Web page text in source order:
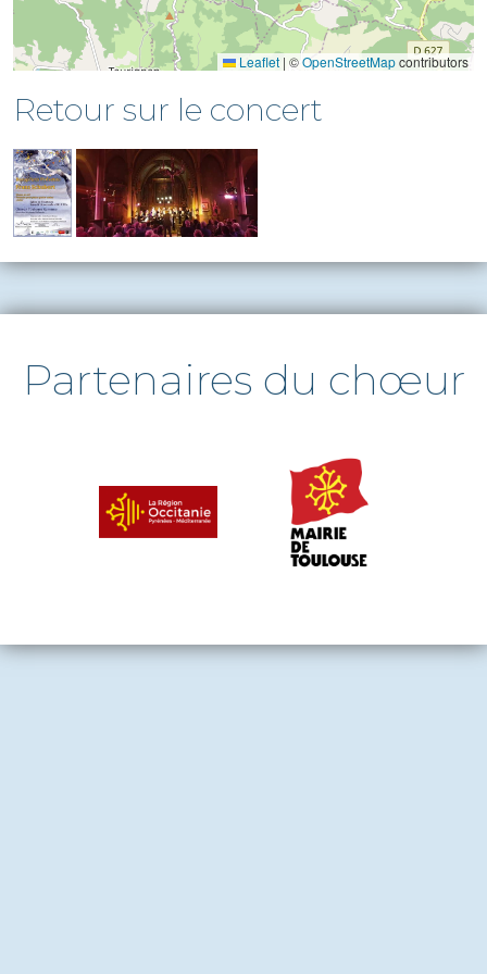
Leaflet | ©OpenStreetMapcontributors
Retour sur le concert
Partenaires du chœur